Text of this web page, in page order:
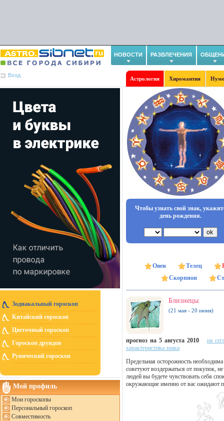
НОВОСТИ РАЗВЛЕЧЕНИЯ
Вход
Астрология Хиромантия
Зодиакальный гороскоп
Китайский гороскоп
Цветочный гороскоп
Гороскоп друидов
Рунический гороскоп
Мой профиль
Мои гороскопы
Персональный гороскоп
Совместимость
Чтобы узнать свой знак,
день рождения.
Овен Телец
Скорпион
Близнецы
(21 мая - 20 июня)
прогноз на 5 августа 2010
на
характеристика знака
Предельная осторожность
советуют воздержаться от покупок,
людей вы будете чувствовать себя
окружающие именно от вас ожидают